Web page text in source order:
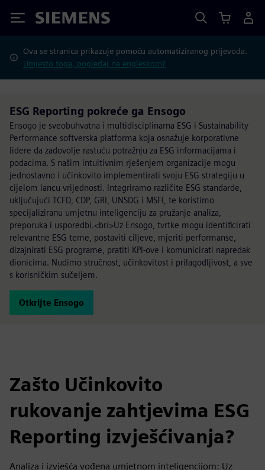
Siemens
Ova se stranica prikazuje pomoću automatiziranog prijevoda.
Umjesto toga, pogledaj na engleskom?
ESG Reporting pokreće ga Ensogo
Ensogo je sveobuhvatna i multidisciplinarna ESG i Sustainability
Performance softverska platforma koja osnažuje korporativne
lidere da zadovolje rastuću potražnju za ESG informacijama i
podacima. S našim intuitivnim rješenjem organizacije mogu
jednostavno i učinkovito implementirati svoju ESG strategiju u
cijelom lancu vrijednosti. Integriramo različite ESG standarde,
uključujući TCFD, CDP, GRI, UNSDG i MSFI, te koristimo
specijaliziranu umjetnu inteligenciju za pružanje analiza,
preporuka i usporedbi.<br/>Uz Ensogo, tvrtke mogu identificirati
relevantne ESG teme, postaviti ciljeve, mjeriti performanse,
dizajnirati ESG programe, pratiti KPI-ove i komunicirati napredak
dionicima. Nudimo stručnost, učinkovitost i prilagodljivost, a sve
s korisničkim sučeljem.
Otkrijte Ensogo
Zašto Učinkovito
rukovanje zahtjevima ESG
Reporting izvješćivanja?
Analiza i izvješća vođena umjetnom inteligencijom: Uz